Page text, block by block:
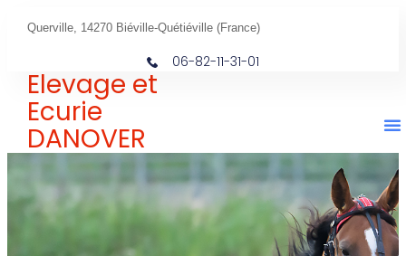
Querville, 14270 Biéville-Quétiéville (France)
06-82-11-31-01
Elevage et
Ecurie
DANOVER